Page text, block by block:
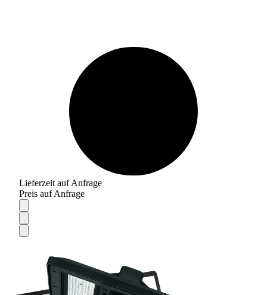
Lieferzeit auf Anfrage
Preis auf Anfrage